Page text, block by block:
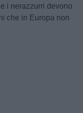
i nerazzurri devono
che in Europa non